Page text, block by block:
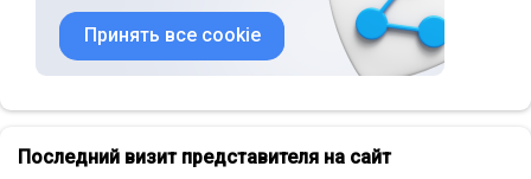
Принять все cookie
Последний визит представителя на сайт